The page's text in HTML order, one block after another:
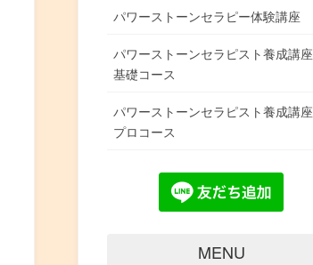
パワーストーンセラピー体験講座
パワーストーンセラピスト養成講座
基礎コース
パワーストーンセラピスト養成講座
プロコース
MENU